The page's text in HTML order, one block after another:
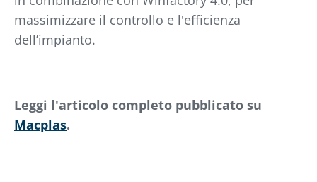
massimizzare il controllo e l'efficienza
dell’impianto.
Leggi l'articolo completo pubblicato su
Macplas.